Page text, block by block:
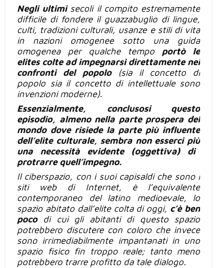
Negli ultimisecoli il compito estremamente
difficile di fondere il guazzabuglio di lingue,
culti, tradizioni culturali, usanze e stili di vita
in nazioni omogenee sotto una guida
omogenea per qualche tempo
portò le
elites colte ad impegnarsi direttamente nei
confronti del popolo(sia il concetto
di
popolo sia il concetto di intellettuale sono
invenzioni moderne).
Essenzialmente, conclusosi questo
episodio, almeno nella parte prospera del
mondo dove risiede la parte più influente
dell’elite culturale, sembra non esserci più
una necessità evidente
(oggettiva) di
protrarre quell’impegno.
Il ciberspazio, con i suoi capisaldi che sono i
siti web di Internet, è l’equivalente
contemporaneo del latino medioevale, lo
spazio abitato dall’elite colta di oggi, c’è ben
pocodi cui gli
abitanti di questo spazio
potrebbero discutere con coloro che invece
sono irrimediabilmente impantanati in uno
spazio fisico fin troppo reale; tanto meno
potrebbero trarre profitto da tale dialogo.